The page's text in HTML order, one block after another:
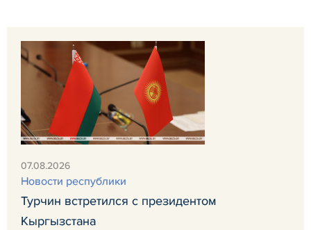
07.08.2026
Новости республики
Турчин встретился с президентом
Кыргызстана